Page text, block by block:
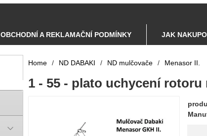
OBCHODNÍ A REKLAMAČNÍ PODMÍNKY JAK
Home / ND DABAKI / ND mulčovače / Menasor II.
1 - 55 - plato uchycení rotoru